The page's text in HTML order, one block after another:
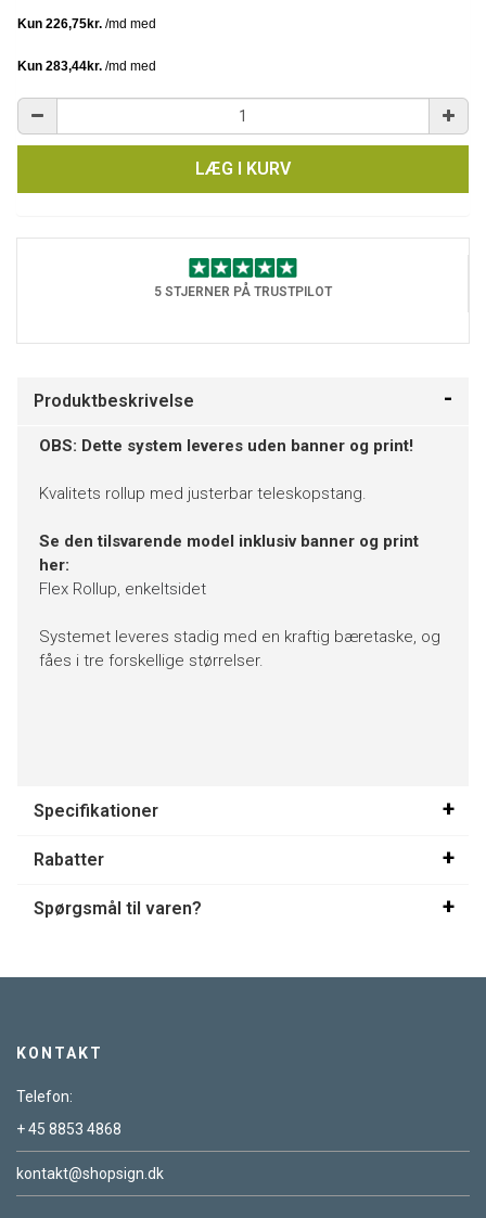
LÆG I KURV
5 STJERNER PÅ TRUSTPILOT
Produktbeskrivelse
OBS: Dette system leveres uden banner og print!
Kvalitets rollup med justerbar teleskopstang.
Se den tilsvarende model inklusiv banner og print
her:
Flex Rollup, enkeltsidet
Systemet leveres stadig med en kraftig bæretaske, og
fåes i tre forskellige størrelser.
Specifikationer
Rabatter
Spørgsmål til varen?
KONTAKT
Telefon:
+ 45 8853 4868
kontakt@shopsign.dk